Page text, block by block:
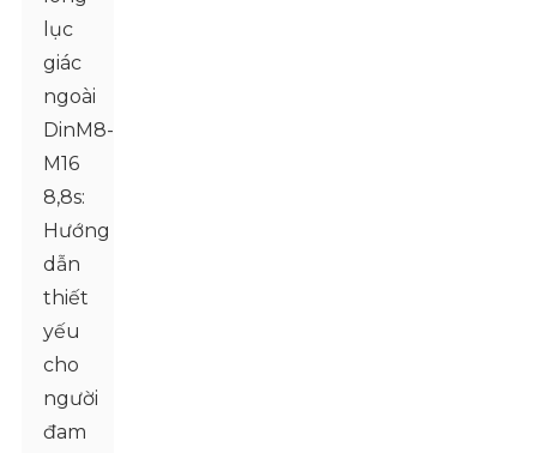
lục
giác
ngoài
DinM8-
M16
8,8s:
Hướng
dẫn
thiết
yếu
cho
người
đam